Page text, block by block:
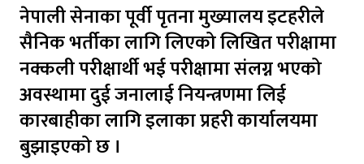
नेपाली सेनाका पूर्वी पृतना मुख्यालय इटहरीले
सैनिक भर्तीका लागि लिएको लिखित परीक्षामा
नक्कली परीक्षार्थी भई परीक्षामा संलग्न भएको
अवस्थामा दुई जनालाई नियन्त्रणमा लिई
कारबाहीका लागि इलाका प्रहरी कार्यालयमा
बुझाइएको छ ।